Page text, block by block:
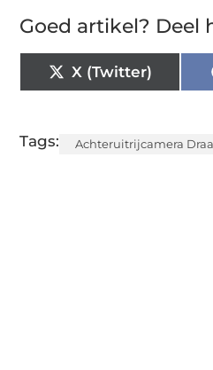
Goed artikel? Deel
X (Twitter)
Tags: Achteruitrijcamera